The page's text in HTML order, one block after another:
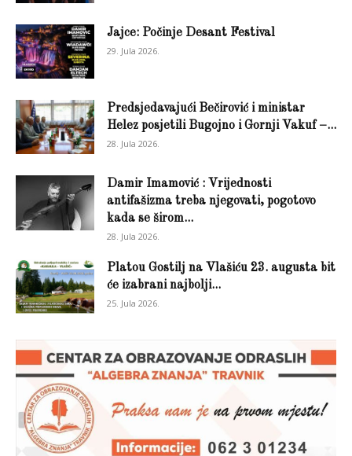
Jajce: Počinje Desant Festival
29. Jula 2026.
Predsjedavajući Bečirović i ministar
Helez posjetili Bugojno i Gornji Vakuf –...
28. Jula 2026.
Damir Imamović : Vrijednosti
antifašizma treba njegovati, pogotovo
kada se širom...
28. Jula 2026.
Platou Gostilj na Vlašiću 23. augusta bit
će izabrani najbolji...
25. Jula 2026.